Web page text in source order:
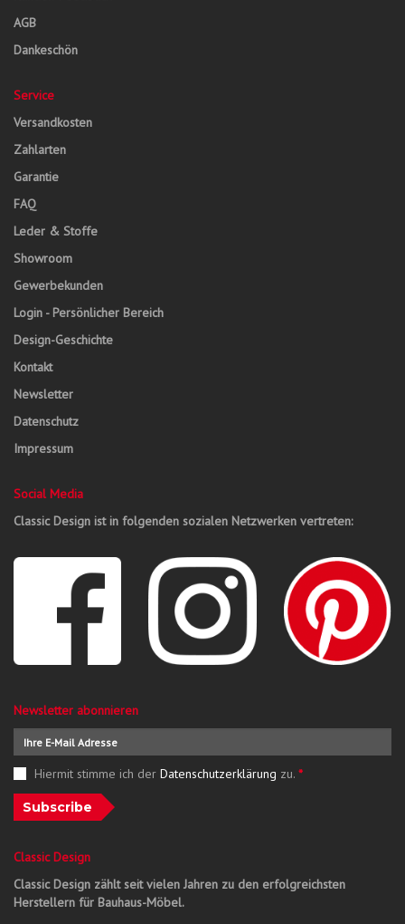
AGB
Dankeschön
Service
Versandkosten
Zahlarten
Garantie
FAQ
Leder & Stoffe
Showroom
Gewerbekunden
Login - Persönlicher Bereich
Design-Geschichte
Kontakt
Newsletter
Datenschutz
Impressum
Social Media
Classic Design ist in folgenden sozialen Netzwerken vertreten:
Newsletter abonnieren
Hiermit stimme ich der Datenschutzerklärung zu. *
Subscribe
Classic Design
Classic Design zählt seit vielen Jahren zu den erfolgreichsten
Herstellern für Bauhaus-Möbel.